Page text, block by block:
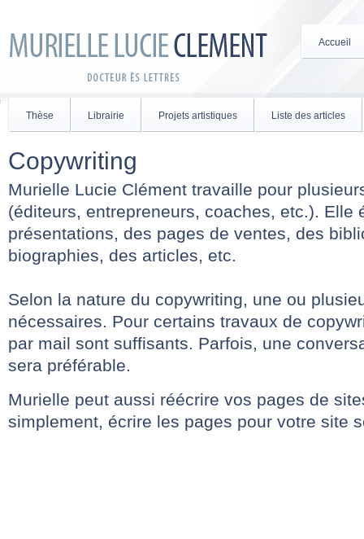
Accueil
Thèse Librairie Projets artistiques Liste des articles
Copywriting
Murielle Lucie Clément travaille pour
(éditeurs, entrepreneurs, coaches, etc.). Elle
présentations, des pages de ventes, des
biographies, des articles, etc.
Selon la nature du copywriting, une ou
nécessaires. Pour certains travaux de
par mail sont suffisants. Parfois, une
sera préférable.
Murielle peut aussi réécrire vos pages de
simplement, écrire les pages pour votre site